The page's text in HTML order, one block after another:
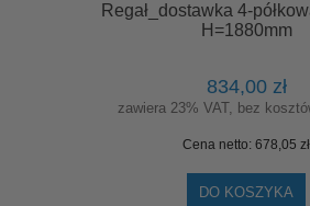
Regał_dostawka 4-
H=1880mm
834,00 zł
zawiera 23% VAT, bez
Cena netto: 678,05 zł
DO KOSZYKA